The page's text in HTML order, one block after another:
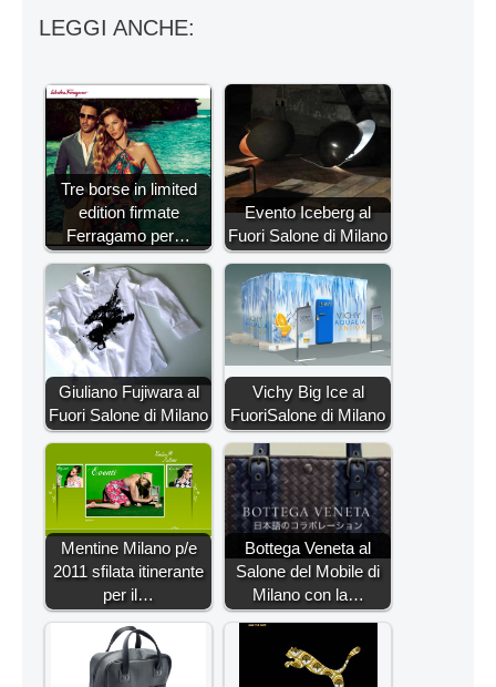
LEGGI ANCHE:
Tre borse in limited
edition firmate
Ferragamo per…
Evento Iceberg al
Fuori Salone di Milano
Giuliano Fujiwara al
Fuori Salone di Milano
Vichy Big Ice al
FuoriSalone di Milano
Mentine Milano p/e
2011 sfilata itinerante
per il…
Bottega Veneta al
Salone del Mobile di
Milano con la…